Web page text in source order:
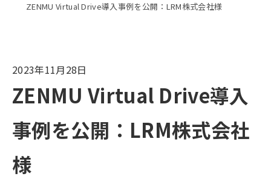
ZENMU Virtual Drive導入事例を公開：LRM株式会社様
2023年11月28日
ZENMU Virtual Drive導入
事例を公開：LRM株式会社
様